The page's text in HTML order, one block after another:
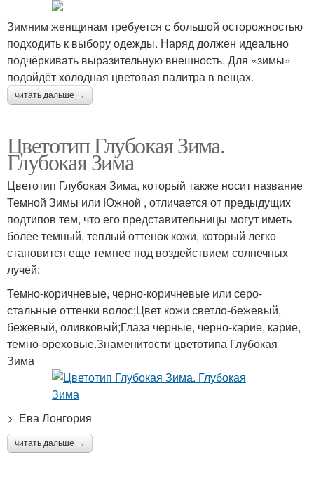
Зимним женщинам требуется с большой осторожностью
подходить к выбору одежды. Наряд должен идеально
подчёркивать выразительную внешность. Для «зимы»
подойдёт холодная цветовая палитра в вещах.
читать дальше →
Цветотип Глубокая Зима.
Глубокая Зима
Цветотип Глубокая Зима, который также носит название
Темной Зимы или Южной , отличается от предыдущих
подтипов тем, что его представительницы могут иметь
более темный, теплый оттенок кожи, который легко
становится еще темнее под воздействием солнечных
лучей:
Темно-коричневые, черно-коричневые или серо-
стальные оттенки волос;Цвет кожи светло-бежевый,
бежевый, оливковый;Глаза черные, черно-карие, карие,
темно-ореховые.Знаменитости цветотипа Глубокая
Зима
> Ева Лонгория
читать дальше →